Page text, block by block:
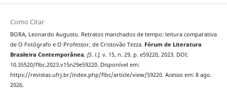
Como Citar
BORA, Leonardo Augusto. Retratos manchados de tempo: leitura comparativa
de O Fotógrafo e O Professor, de Cristovão Tezza. Fórum de Literatura
Brasileira Contemporânea, [S. l.], v. 15, n. 29, p. e59220, 2023. DOI:
10.35520/flbc.2023.v15n29e59220. Disponível em:
https://revistas.ufrj.br/index.php/flbc/article/view/59220. Acesso em: 8 ago.
2026.